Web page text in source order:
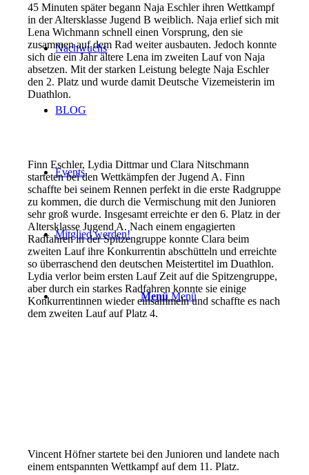
Nachwuchs
BLOG
Events
Mitglied werden!
Menü Menü
45 Minuten später begann Naja Eschler ihren Wettkampf
in der Altersklasse Jugend B weiblich. Naja erlief sich mit
Lena Wichmann schnell einen Vorsprung, den sie
zusammen auf dem Rad weiter ausbauten. Jedoch konnte
sich die ein Jahr ältere Lena im zweiten Lauf von Naja
absetzen. Mit der starken Leistung belegte Naja Eschler
den 2. Platz und wurde damit Deutsche Vizemeisterin im
Duathlon.
Finn Eschler, Lydia Dittmar und Clara Nitschmann
starteten bei den Wettkämpfen der Jugend A. Finn
schaffte bei seinem Rennen perfekt in die erste Radgruppe
zu kommen, die durch die Vermischung mit den Junioren
sehr groß wurde. Insgesamt erreichte er den 6. Platz in der
Altersklasse Jugend A. Nach einem engagierten
Radfahren in der Spitzengruppe konnte Clara beim
zweiten Lauf ihre Konkurrentin abschütteln und erreichte
so überraschend den deutschen Meistertitel im Duathlon.
Lydia verlor beim ersten Lauf Zeit auf die Spitzengruppe,
aber durch ein starkes Radfahren konnte sie einige
Konkurrentinnen wieder einsammeln und schaffte es nach
dem zweiten Lauf auf Platz 4.
Vincent Höfner startete bei den Junioren und landete nach
einem entspannten Wettkampf auf dem 11. Platz.